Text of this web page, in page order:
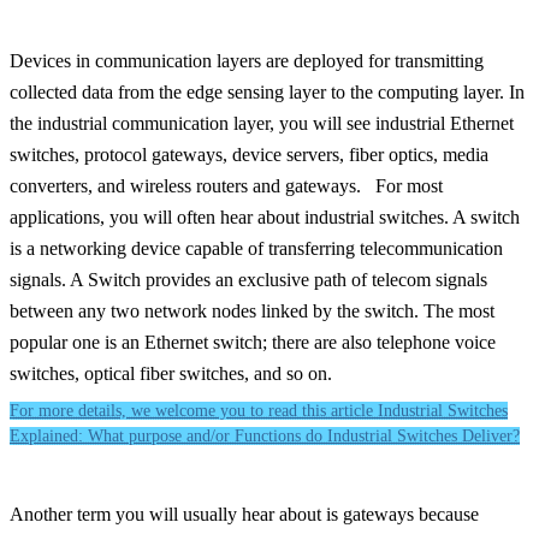
Devices in communication layers are deployed for transmitting
collected data from the edge sensing layer to the computing layer. In
the industrial communication layer, you will see industrial Ethernet
switches, protocol gateways, device servers, fiber optics, media
converters, and wireless routers and gateways. For most
applications, you will often hear about industrial switches. A switch
is a networking device capable of transferring telecommunication
signals. A Switch provides an exclusive path of telecom signals
between any two network nodes linked by the switch. The most
popular one is an Ethernet switch; there are also telephone voice
switches, optical fiber switches, and so on.
For more details, we welcome you to read this article Industrial Switches
Explained: What purpose and/or Functions do Industrial Switches Deliver?
Another term you will usually hear about is gateways because